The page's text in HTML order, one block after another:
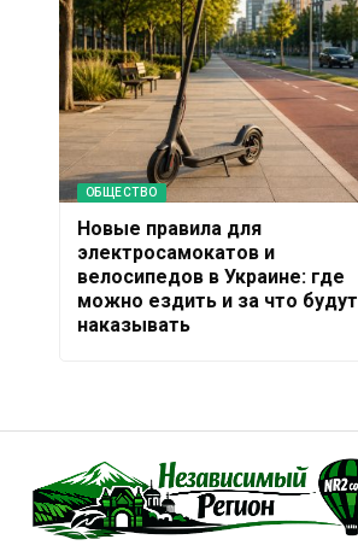
ОБЩЕСТВО
Новые правила для
электросамокатов и
велосипедов в Украине: где
можно ездить и за что будут
наказывать